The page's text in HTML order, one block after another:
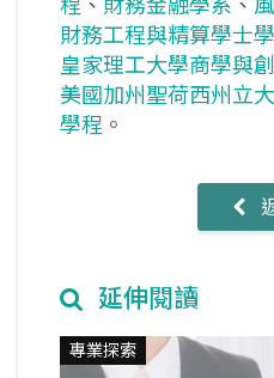
程 、 財務金融學系 、
財務工程與精算學士
皇家理工大學商學與
美國加州聖荷西州立
學程 。
延伸閱讀
專業探索